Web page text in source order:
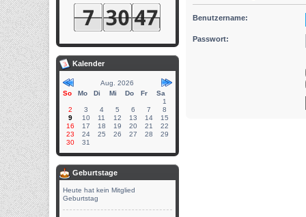
Benutzername:
Passwort:
Kalender
Aug. 2026
So
Mo Di Mi Do Fr
Sa
1
2
3 4 5 6 7
8
9
10 11 12 13 14
15
16
17 18 19 20 21
22
23
24 25 26 27 28
29
30
31
Geburtstage
Heute hat kein Mitglied
Geburtstag